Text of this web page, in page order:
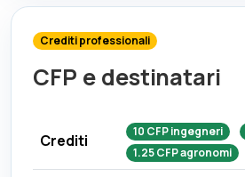
Crediti professionali
CFP e destinatari
Crediti 10 CFPingegneri
1.25CFPagronomi